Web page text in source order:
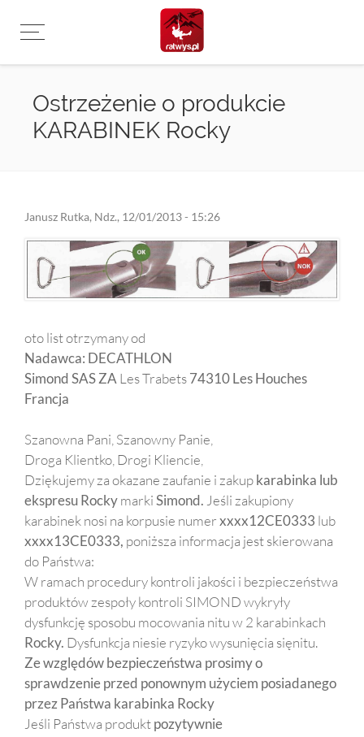
Ostrzeżenie o produkcie
KARABINEK Rocky
Janusz Rutka, Ndz., 12/01/2013 - 15:26
oto list otrzymany od
Nadawca: DECATHLON
Simond SAS ZA Les Trabets74310 Les Houches
Francja
Szanowna Pani, Szanowny Panie,
Droga Klientko, Drogi Kliencie,
Dziękujemy za okazane zaufanie i zakupkarabinka lub
ekspresu RockymarkiSimond. Jeśli zakupiony
karabinek nosi na korpusie numerxxxx12CE0333 lub
xxxx13CE0333, poniższa informacja jest skierowana
do Państwa:
W ramach procedury kontroli jakości i bezpieczeństwa
produktów zespoły kontroli SIMOND wykryły
dysfunkcję sposobu mocowania nitu w 2 karabinkach
Rocky. Dysfunkcja niesie ryzyko wysunięcia sięnitu.
Ze względówbezpieczeństwa prosimy o
sprawdzenie przed ponownym użyciem posiadanego
przez Państwa karabinka Rocky
Jeśli Państwa produktpozytywnie